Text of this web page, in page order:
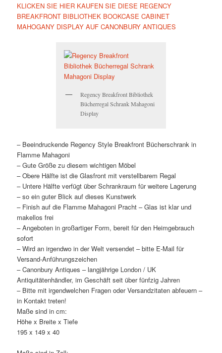
KLICKEN SIE HIER KAUFEN SIE DIESE REGENCY
BREAKFRONT BIBLIOTHEK BOOKCASE CABINET
MAHOGANY DISPLAY AUF CANONBURY ANTIQUES
Regency Breakfront Bibliothek
Bücherregal Schrank Mahagoni
Display
– Beeindruckende Regency Style Breakfront Bücherschrank in
Flamme Mahagoni
– Gute Größe zu diesem wichtigen Möbel
– Obere Hälfte ist die Glasfront mit verstellbarem Regal
– Untere Hälfte verfügt über Schrankraum für weitere Lagerung
– so ein guter Blick auf dieses Kunstwerk
– Finish auf die Flamme Mahagoni Pracht – Glas ist klar und
makellos frei
– Angeboten in großartiger Form, bereit für den Heimgebrauch
sofort
– Wird an irgendwo in der Welt versendet – bitte E-Mail für
Versand-Anführungszeichen
– Canonbury Antiques – langjährige London / UK
Antiquitätenhändler, im Geschäft seit über fünfzig Jahren
– Bitte mit irgendwelchen Fragen oder Versandzitaten abfeuern –
in Kontakt treten!
Maße sind in cm:
Höhe x Breite x Tiefe
195 x 149 x 40